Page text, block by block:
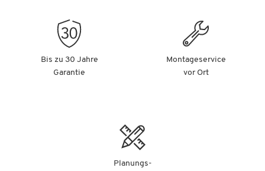
Bis zu 30 Jahre
Garantie
Montageservice
vor Ort
Planungs-